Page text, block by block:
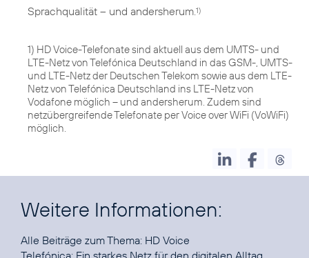
Sprachqualität – und andersherum.1)
1) HD Voice-Telefonate sind aktuell aus dem UMTS- und
LTE-Netz von Telefónica Deutschland in das GSM-, UMTS-
und LTE-Netz der Deutschen Telekom sowie aus dem LTE-
Netz von Telefónica Deutschland ins LTE-Netz von
Vodafone möglich – und andersherum. Zudem sind
netzübergreifende Telefonate per Voice over WiFi (VoWiFi)
möglich.
Weitere Informationen:
Alle Beiträge zum Thema: HD Voice